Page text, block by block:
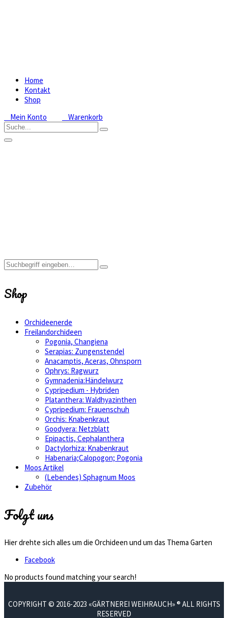
Home
Kontakt
Shop
Mein Konto
Warenkorb
Shop
Orchideenerde
Freilandorchideen
Pogonia, Changiena
Serapias: Zungenstendel
Anacamptis, Aceras, Ohnsporn
Ophrys: Ragwurz
Gymnadenia:Händelwurz
Cypripedium - Hybriden
Platanthera: Waldhyazinthen
Cypripedium: Frauenschuh
Orchis: Knabenkraut
Goodyera: Netzblatt
Epipactis, Cephalanthera
Dactylorhiza: Knabenkraut
Habenaria;Calopogon; Pogonia
Moos Artikel
(Lebendes) Sphagnum Moos
Zubehör
Folgt uns
Hier drehte sich alles um die Orchideen und um das Thema Garten
Facebook
No products found matching your search!
COPYRIGHT © 2016-2023 «GÄRTNEREI WEIHRAUCH» ® ALL RIGHTS
RESERVED